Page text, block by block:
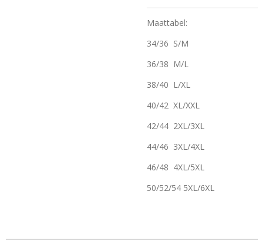
Maattabel:
34/36 S/M
36/38 M/L
38/40 L/XL
40/42 XL/XXL
42/44 2XL/3XL
44/46 3XL/4XL
46/48 4XL/5XL
50/52/54 5XL/6XL